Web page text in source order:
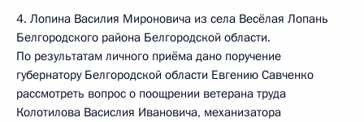
4. Лопина Василия Мироновича из села Весёлая Лопань
Белгородского района Белгородской области.
По результатам личного приёма дано поручение
губернатору Белгородской области Евгению Савченко
рассмотреть вопрос о поощрении ветерана труда
Колотилова Васислия Ивановича, механизатора